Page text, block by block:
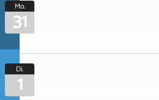
Mo.
31
Di.
1